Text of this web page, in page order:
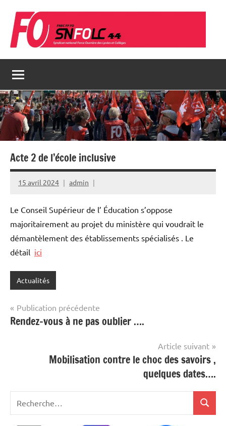
contenu
Acte 2 de l’école inclusive
15 avril 2024 admin
Le Conseil Supérieur de l’ Éducation s’oppose
majoritairement au projet du ministère qui voudrait le
démantèlement des établissements spécialisés . Le
détail ici
Actualités
Navigation
de
Publication précédente
Rendez-vous à ne pas oublier ….
Article suivant
Mobilisation contre le choc des savoirs ,
quelques dates….